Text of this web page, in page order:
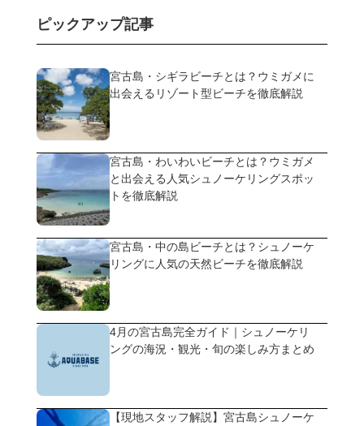
ピックアップ記事
宮古島・シギラビーチとは？ウミガメに
出会えるリゾート型ビーチを徹底解説
宮古島・わいわいビーチとは？ウミガメ
と出会える人気シュノーケリングスポッ
トを徹底解説
宮古島・中の島ビーチとは？シュノーケ
リングに人気の天然ビーチを徹底解説
4月の宮古島完全ガイド｜シュノーケリ
ングの海況・観光・旬の楽しみ方まとめ
【現地スタッフ解説】宮古島シュノーケ